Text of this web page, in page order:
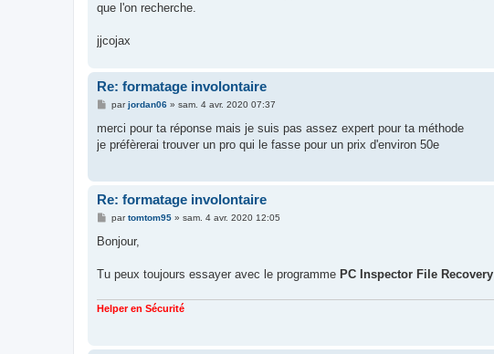
que l'on recherche.
jjcojax
Re: formatage involontaire
M
s
a
parjordan06» sam. 4 avr. 2020 07:37
merci pour ta réponse mais je suis pas assez expert pour ta méthode
je préfèrerai trouver un pro qui le fasse pour un prix d'environ 50e
Re: formatage involontaire
M
s
g
partomtom95» sam. 4 avr. 2020 12:05
Bonjour,
Tu peux toujours essayer avec le programme PC Inspector File Recovery
Helper en Sécurité